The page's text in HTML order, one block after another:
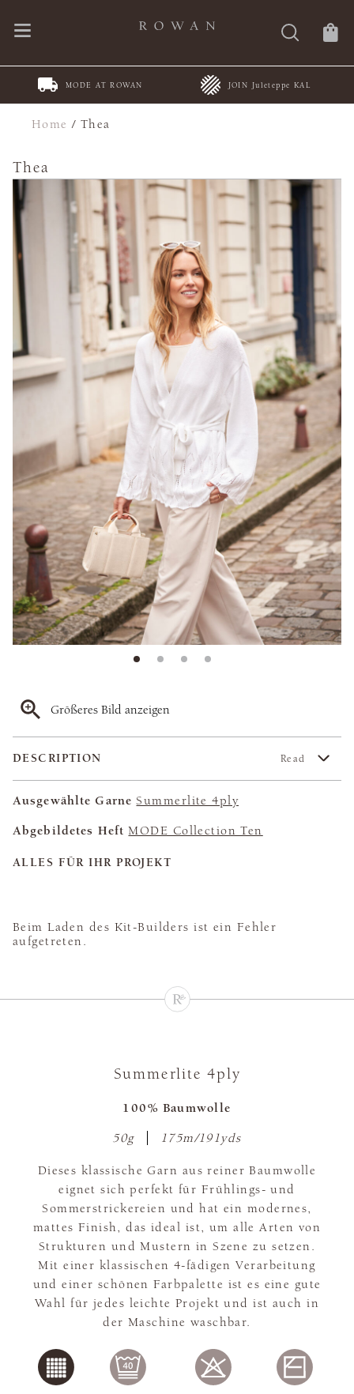
MODE AT ROWAN JOIN Juleteppe KAL
Home /Thea
Thea
Größeres Bild anzeigen
DESCRIPTION Read
Ausgewählte Garne Summerlite 4ply
Abgebildetes Heft MODE Collection Ten
ALLES FÜR IHR PROJEKT
Beim Laden des Kit-Builders ist ein Fehler
aufgetreten.
Summerlite 4ply
100% Baumwolle
50g 175m/191yds
Dieses klassische Garn aus reiner Baumwolle
eignet sich perfekt für Frühlings- und
Sommerstrickereien und hat ein modernes,
mattes Finish, das ideal ist, um alle Arten von
Strukturen und Mustern in Szene zu setzen.
Mit einer klassischen 4-fädigen Verarbeitung
und einer schönen Farbpalette ist es eine gute
Wahl für jedes leichte Projekt und ist auch in
der Maschine waschbar.